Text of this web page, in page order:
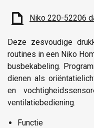
Niko 220-52206
Deze zesvoudige
routines in een Niko
busbekabeling.
dienen als
en
ventilatiebediening.
Functie